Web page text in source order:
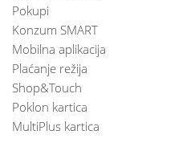
Pokupi
Konzum SMART
Mobilna aplikacija
Plaćanje režija
Shop&Touch
Poklon kartica
MultiPlus kartica